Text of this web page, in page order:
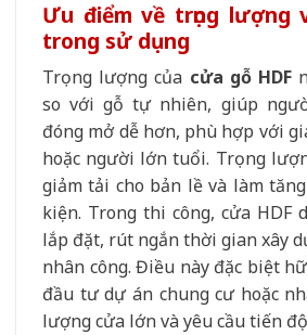
Ưu điểm về trọng lượng
trong sử dụng
Trọng lượng của cửa gỗ HDF
so với gỗ tự nhiên, giúp
đóng mở dễ hơn, phù hợp với
hoặc người lớn tuổi. Trọng
giảm tải cho bản lề và làm
kiện. Trong thi công, cửa HDF
lắp đặt, rút ngắn thời gian xây
nhân công. Điều này đặc biệt
đầu tư dự án chung cư hoặc
lượng cửa lớn và yêu cầu tiến